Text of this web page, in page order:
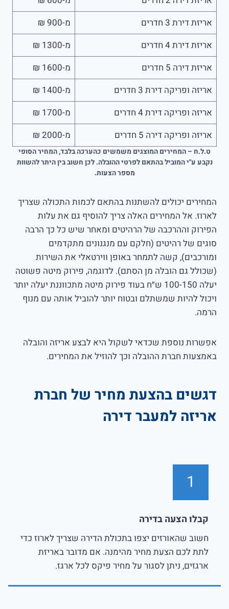
אריזת דירת 3 חדרים
מ-900 ₪
אריזת דירת 4 חדרים
מ-1300 ₪
אריזת דירה 5 חדרים
מ-1600 ₪
אריזה ופריקה דירת 3 חדרים
מ-1400 ₪
אריזה ופריקה דירת 4 חדרים
מ-1700 ₪
אריזה ופריקה דירה 5 חדרים
מ-2000 ₪
ט.ל.ח – המחירים המוצגים משמשים כהערכה בלבד, המחיר הסופי
נקבע ע"י המוביל בהתאם לפרטי ההובלה. לכן חשוב בין היתר להשוות
מספר הצעות.
המחירים יכולים להשתנות בהתאם לכמות התכולה שצריך
לארוז. אל המחירים האלה צריך להוסיף גם את עלות
הפירוק וההרכבה של הרהיטים ומאחר שיש כל כך הרבה
סוגים של רהיטים (חלקם עם מנגנונים מתקדמים
ומורכבים), קשה לתמחר באופן ווירטאלי את השירות
(שכולל גם הובלה מן הסתם). לדוגמה, פירוק מיטה פשוטה
יעלה 100-150 ש״ח בעוד פירוק מיטה מתכווננת יעלה יותר
ויכול להיות שמשתלם ובטוח יותר להוביל אותה עם מנוף
הרמה.
אפשרות נוספת שכדאי לשקול היא לבצע אריזה והובלה
באמצעות חברת ההובלה וכך להוזיל את המחירים.
דגשים בהצעת מחיר של חברת
אריזה למעבר דירה
1
קבלו הצעה בדירה
חשוב שהאורזים יצפו בתכולת הדירה שצריך לארוז כדי
לתת לכם הצעת מחיר מהימנה. אם מדובר באריזת
ארגזים, ניתן לסגור על מחיר פיקס לכל ארגז.